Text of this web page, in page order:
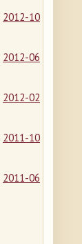
2012-10
2012-06
2012-02
2011-10
2011-06